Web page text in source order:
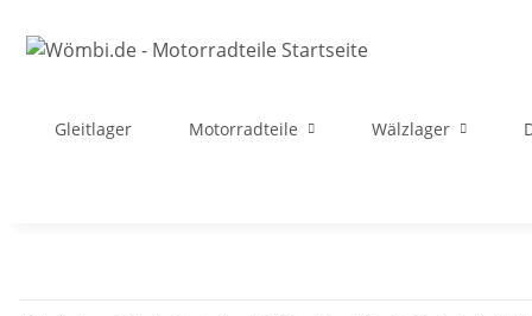
Gleitlager Motorradteile Wälzlager